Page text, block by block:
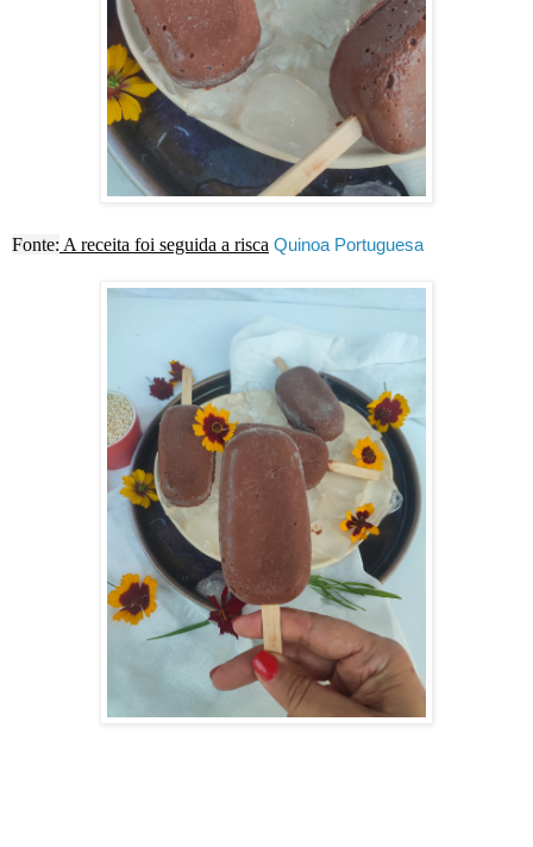
Fonte: A receita foi seguida a risca Quinoa Portuguesa